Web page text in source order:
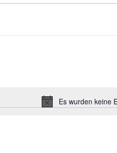
Es wurden keine